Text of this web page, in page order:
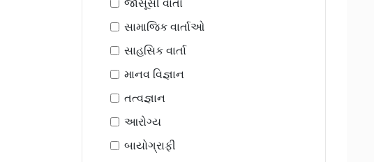
જાસૂસી વાર્તા
સામાજિક વાર્તાઓ
સાહસિક વાર્તા
માનવ વિજ્ઞાન
તત્વજ્ઞાન
આરોગ્ય
બાયોગ્રાફી